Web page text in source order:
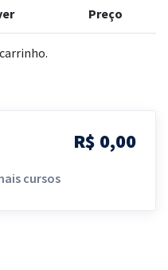
Preço
R$ 0,00
cursos